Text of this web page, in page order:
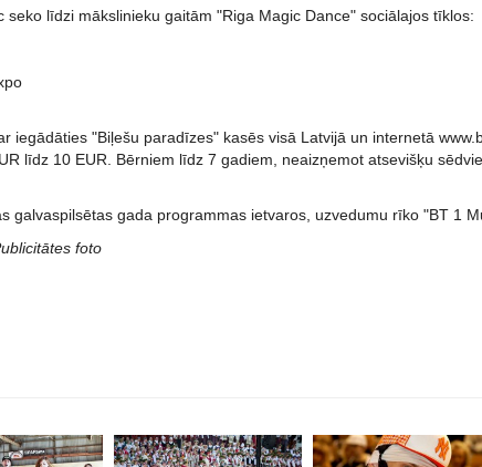
līdzi mākslinieku gaitām "Riga Magic Dance" sociālajos tīklos:
iegādāties "Biļešu paradīzes" kasēs visā Latvijā un internetā
līdz 10 EUR. Bērniem līdz 7 gadiem, neaizņemot atsevišķu
galvaspilsētas gada programmas ietvaros, uzvedumu rīko "BT 1
foto